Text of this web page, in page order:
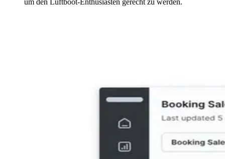
um den Luftboot-Enthusiasten gerecht zu werden.